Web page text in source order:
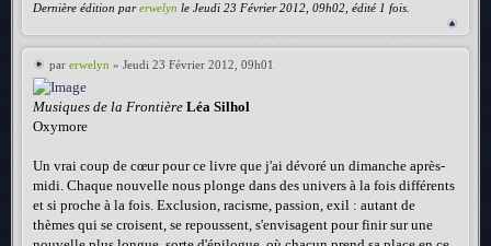
Dernière édition parerwelyn le Jeudi 23 Février 2012, 09h02, édité 1 fois.
par erwelyn » Jeudi 23 Février 2012, 09h01
Musiques de la Frontière Léa Silhol
Oxymore
Un vrai coup de cœur pour ce livre que j'ai dévoré un dimanche après-
midi. Chaque nouvelle nous plonge dans des univers à la fois différents
et si proche à la fois. Exclusion, racisme, passion, exil : autant de
thèmes qui se croisent, se repoussent, s'envisagent pour finir sur une